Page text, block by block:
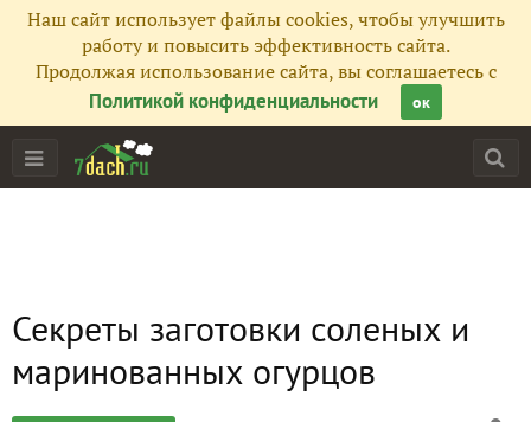
Наш сайт использует файлы cookies, чтобы улучшить
работу и повысить эффективность сайта.
Продолжая использование сайта, вы соглашаетесь с
Политикой конфиденциальности
ок
Секреты заготовки соленых и
маринованных огурцов